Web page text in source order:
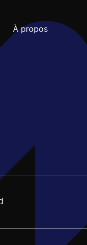
À propos
when selecting